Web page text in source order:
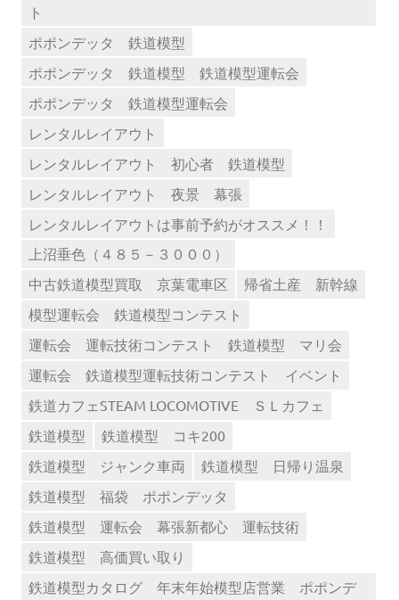
ト
ポポンデッタ 鉄道模型
ポポンデッタ 鉄道模型 鉄道模型運転会
ポポンデッタ 鉄道模型運転会
レンタルレイアウト
レンタルレイアウト 初心者 鉄道模型
レンタルレイアウト 夜景 幕張
レンタルレイアウトは事前予約がオススメ！！
上沼垂色（４８５－３０００）
中古鉄道模型買取 京葉電車区
帰省土産 新幹線
模型運転会 鉄道模型コンテスト
運転会 運転技術コンテスト 鉄道模型 マリ会
運転会 鉄道模型運転技術コンテスト イベント
鉄道カフェSTEAM LOCOMOTIVE ＳＬカフェ
鉄道模型
鉄道模型 コキ200
鉄道模型 ジャンク車両
鉄道模型 日帰り温泉
鉄道模型 福袋 ポポンデッタ
鉄道模型 運転会 幕張新都心 運転技術
鉄道模型 高価買い取り
鉄道模型カタログ 年末年始模型店営業 ポポンデ